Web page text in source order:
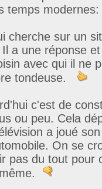
temps modernes:
cherche sur un
a une réponse
avec qui il ne
tondeuse.
c'est de
ou peu. Cela
a joué
On se
pas du tout pour